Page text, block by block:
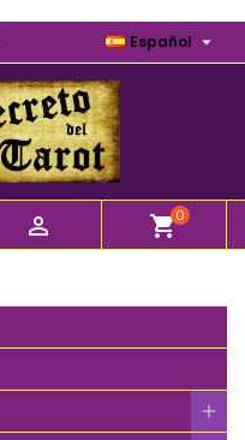
Español 
 shopping_cart0